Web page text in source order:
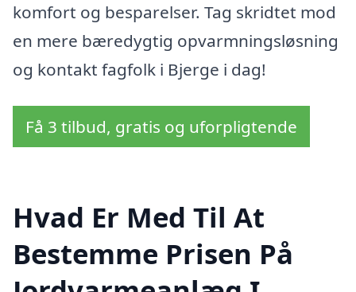
komfort og besparelser. Tag skridtet mod
en mere bæredygtig opvarmningsløsning
og kontakt fagfolk i Bjerge i dag!
Få 3 tilbud, gratis og uforpligtende
Hvad Er Med Til At
Bestemme Prisen På